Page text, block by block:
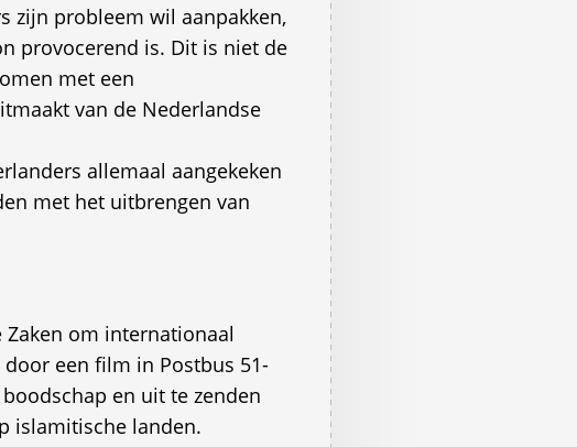
zijn probleem wil aanpakken,
provocerend is. Dit is niet de
met een
van de Nederlandse
allemaal aangekeken
met het uitbrengen van
om internationaal
een film in Postbus 51-
en uit te zenden
islamitische landen.